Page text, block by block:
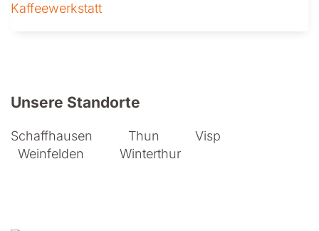
Kaffeewerkstatt
Unsere Standorte
Schaffhausen Thun
Visp
Weinfelden
Winterthur